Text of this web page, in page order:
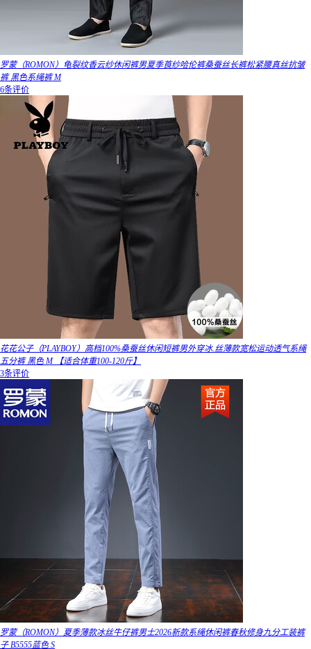
罗蒙（ROMON）龟裂纹香云纱休闲裤男夏季莨纱哈伦裤桑蚕丝长裤松紧腰真丝抗皱
裤 黑色系绳裤 M
6条评价
花花公子（PLAYBOY）高档100%桑蚕丝休闲短裤男外穿冰.丝薄款宽松运动透气系绳
五分裤 黑色 M 【适合体重100-120斤】
3条评价
罗蒙（ROMON）夏季薄款冰丝牛仔裤男士2026新款系绳休闲裤春秋修身九分工装裤
子 B5555蓝色 S